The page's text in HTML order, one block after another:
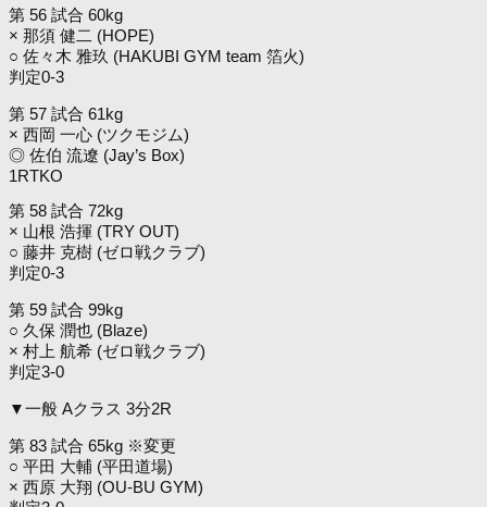
第 56 試合 60kg
× 那須 健二 (HOPE)
○ 佐々木 雅玖 (HAKUBI GYM team 箔火)
判定0-3
第 57 試合 61kg
× 西岡 一心 (ツクモジム)
◎ 佐伯 流遼 (Jay’s Box)
1RTKO
第 58 試合 72kg
× 山根 浩揮 (TRY OUT)
○ 藤井 克樹 (ゼロ戦クラブ)
判定0-3
第 59 試合 99kg
○ 久保 潤也 (Blaze)
× 村上 航希 (ゼロ戦クラブ)
判定3-0
▼一般 Aクラス 3分2R
第 83 試合 65kg ※変更
○ 平田 大輔 (平田道場)
× 西原 大翔 (OU-BU GYM)